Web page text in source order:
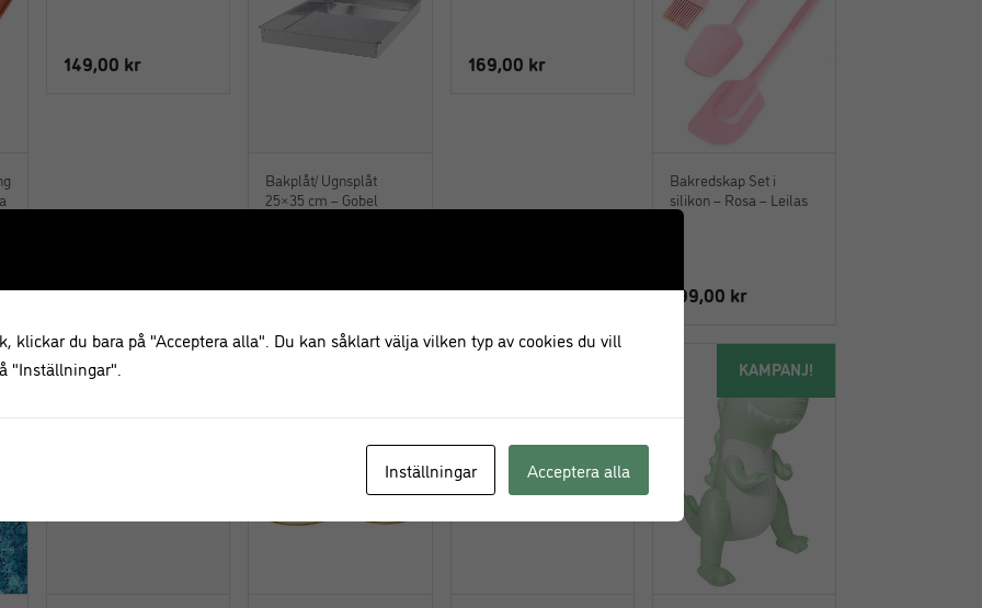
149,00 kr
Bakplåt/ Ugnsplåt
25×35 cm – Gobel
399,00kr
169,00 kr
Bakredskap Set i
silikon – Rosa – Leilas
199,00 kr
KAMPANJ!
klickar du bara på "Acceptera alla". Du kan såklart välja vilken typ av cookies du vill
"Inställningar".
Inställningar Acceptera alla